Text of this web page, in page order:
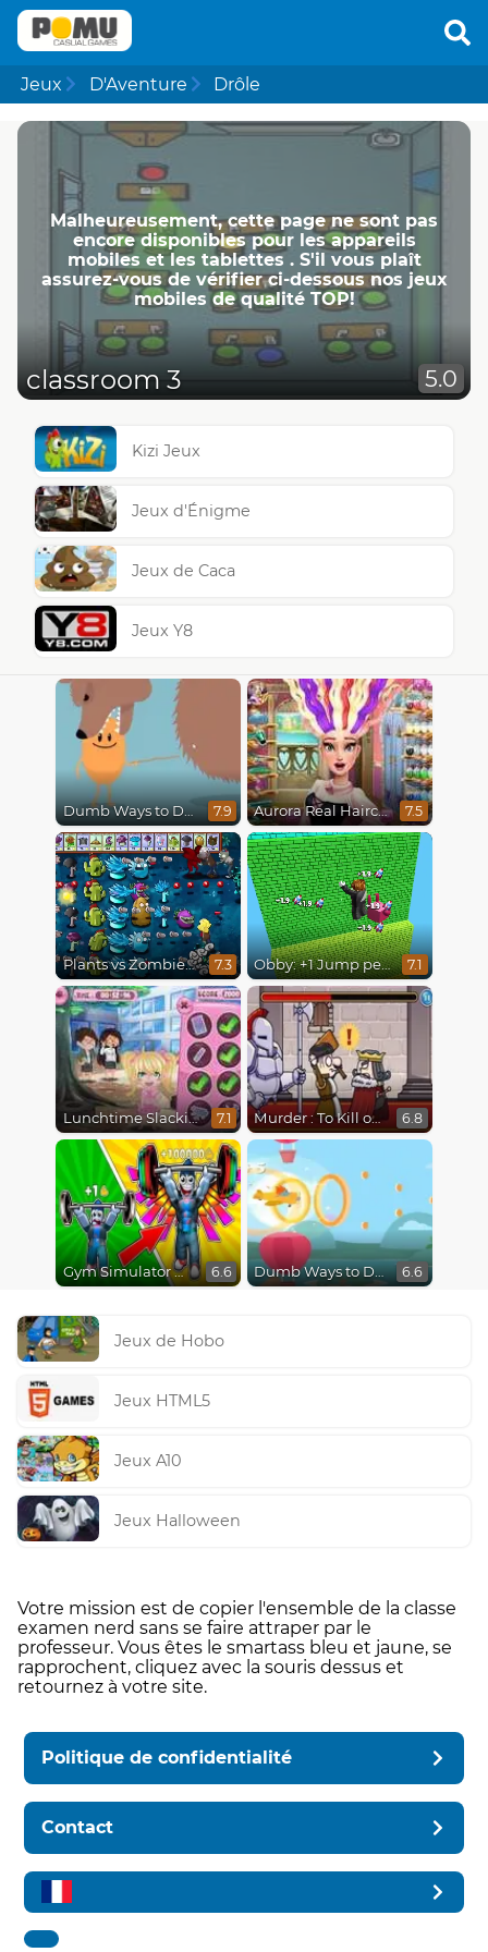
Jeux D'Aventure Drôle
Malheureusement, cette page ne ​​sont pas
encore disponibles pour les appareils
mobiles et les tablettes . S'il vous plaît
assurez-vous de vérifier ci-dessous nos jeux
mobiles de qualité TOP!
classroom 3 5.0
Kizi Jeux
Jeux d'Énigme
Jeux de Caca
Jeux Y8
Dumb Ways to Die 7.9 Aurora Real Haircuts 7.5
Plants vs Zombies Fusion Mode 7.3 Obby: +1 Jump per Click 7.1
Lunchtime Slacking 7.1 Murder : To Kill or Not to Kill 6.8
Gym Simulator Online, Escape 6.6 Dumb Ways to Die 3: World Tour 6.6
Jeux de Hobo
Jeux HTML5
Jeux A10
Jeux Halloween
Votre mission est de copier l'ensemble de la classe
examen nerd sans se faire attraper par le
professeur. Vous êtes le smartass bleu et jaune, se
rapprochent, cliquez avec la souris dessus et
retournez à votre site.
Politique de confidentialité
Contact